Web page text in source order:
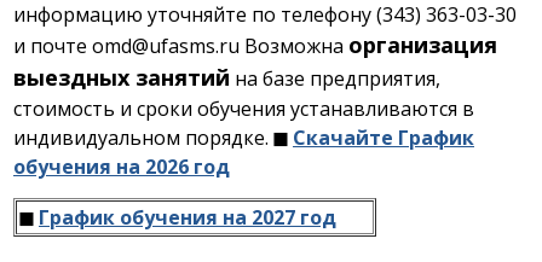
информацию уточняйте по телефону (343) 363-03-30
и почте omd@ufasms.ru Возможна организация
выездных занятий на базе предприятия,
стоимость и сроки обучения устанавливаются в
индивидуальном порядке. ◼ Скачайте График
обучения на 2026 год
◼ График обучения на 2027 год